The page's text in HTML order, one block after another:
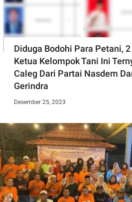
Diduga Bodohi Para Petani, 2
Ketua Kelompok Tani Ini
Caleg Dari Partai Nasdem
Gerindra
Desember 25, 2023